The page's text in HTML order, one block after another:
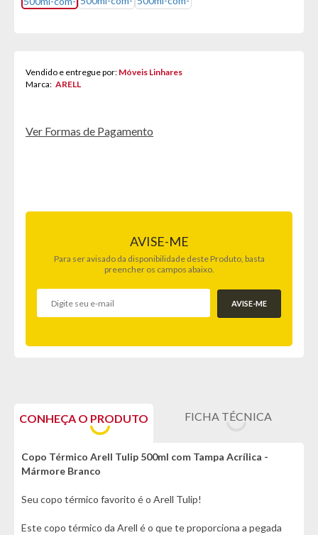
Vendido e entregue por: Móveis Linhares
Marca: ARELL
Ver Formas de Pagamento
AVISE-ME
Para ser avisado da disponibilidade deste Produto, basta
preencher os campos abaixo.
CONHEÇA O PRODUTO FICHA TÉCNICA
Copo Térmico Arell Tulip 500ml com Tampa Acrílica -
Mármore Branco
Seu copo térmico favorito é o Arell Tulip!
Este copo térmico da Arell é o que te proporciona a pegada